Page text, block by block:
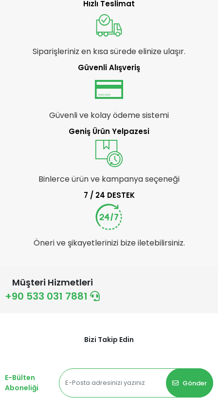
Hızlı Teslimat
Siparişleriniz en kısa sürede elinize ulaşır.
Güvenli Alışveriş
Güvenli ve kolay ödeme sistemi
Geniş Ürün Yelpazesi
Binlerce ürün ve kampanya seçeneği
7 / 24 DESTEK
Öneri ve şikayetlerinizi bize iletebilirsiniz.
Müşteri Hizmetleri
+90 533 031 7881
Bizi Takip Edin
E-Bülten
Aboneliği
Gönder